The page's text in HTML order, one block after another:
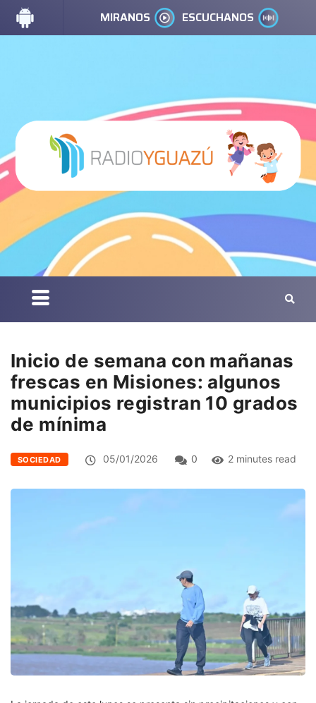
MIRANOS ESCUCHANOS
Inicio de semana con mañanas
frescas en Misiones: algunos
municipios registran 10 grados
de mínima
SOCIEDAD 05/01/2026 0 2 minutes read